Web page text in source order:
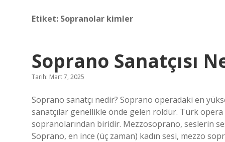
Etiket: Sopranolar kimler
Soprano Sanatçısı
Tarih: Mart 7, 2025
Soprano sanatçı nedir? Soprano operadaki en
sanatçılar genellikle önde gelen roldür. Türk opera
sopranolarından biridir. Mezzosoprano, seslerin
Soprano, en ince (üç zaman) kadın sesi, mezzo